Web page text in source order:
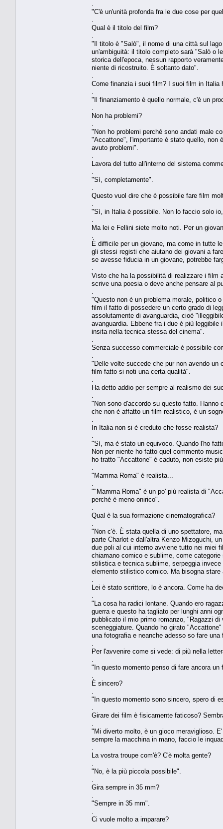
"C'è un'unità profonda fra le due cose per
Qual è il titolo del film?
"Il titolo è "Salò", il nome di una città sul
un'ambiguità: il titolo completo sarà "Salò o
storica dell'epoca, nessun rapporto
niente di ricostruito. È soltanto dato".
Come finanzia i suoi film? I suoi film in Italia
"Il finanziamento è quello normale, c'è un
Non ha problemi?
"Non ho problemi perché sono andati male
"Accattone", l'importante è stato quello, non
avuto problemi".
Lavora del tutto all'interno del sistema
"Sì, completamente".
Questo vuol dire che è possibile fare film
"Sì, in Italia è possibile. Non lo faccio solo
Ma lei e Fellini siete molto noti. Per un
È difficile per un giovane, ma come in tutte
gli stessi registi che aiutano dei giovani a
se avesse fiducia in un giovane, potrebbe
Visto che ha la possibilità di realizzare i film
scrive una poesia o deve anche pensare al
"Questo non è un problema morale, politico
film il fatto di possedere un certo grado di
assolutamente di avanguardia, cioè
avanguardia. Ebbene fra i due è più
insita nella tecnica stessa del cinema".
Senza successo commerciale è possibile
"Delle volte succede che pur non avendo
film fatto si noti una certa qualità".
Ha detto addio per sempre al realismo dei
"Non sono d'accordo su questo fatto.
che non è affatto un film realistico, è un
In Italia non si è creduto che fosse realista?
"Sì, ma è stato un equivoco. Quando l'ho
Non per niente ho fatto quel commento
ho tratto "Accattone" è caduto, non esiste
"Mamma Roma" è realista...
""Mamma Roma" è un po' più realista di
perché è meno onirico".
Qual è la sua formazione cinematografica?
"Non c'è. È stata quella di uno spettatore,
parte Charlot e dall'altra Kenzo Mizoguchi,
due poli al cui interno avviene tutto nei miei
chiamano comico e sublime, come
stilistica e tecnica sublime, serpeggia
elemento stilistico comico. Ma bisogna
Lei è stato scrittore, lo è ancora. Come ha
"La cosa ha radici lontane. Quando ero
guerra e questo ha tagliato per lunghi anni
pubblicato il mio primo romanzo, "Ragazzi
sceneggiature. Quando ho girato
una fotografia e neanche adesso so fare una
Per l'avvenire come si vede: di più nella
"In questo momento penso di fare ancora
È sincero?
"In questo momento sono sincero, spero di
Girare dei film è fisicamente faticoso?
"Mi diverto molto, è un gioco meraviglioso.
sempre la macchina in mano, faccio le
La vostra troupe com'è? C'è molta gente?
"No, è la più piccola possibile".
Gira sempre in 35 mm?
"Sempre in 35 mm".
Ci vuole molto a imparare?